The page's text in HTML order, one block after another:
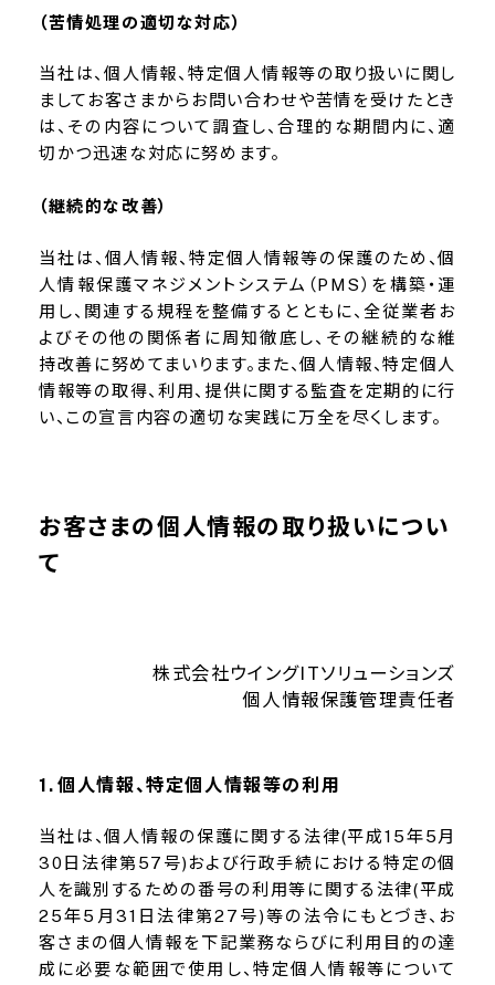
（苦情処理の適切な対応）
当社は、個人情報、特定個人情報等の取り扱いに関し
ましてお客さまからお問い合わせや苦情を受けたとき
は、その内容について調査し、合理的な期間内に、適
切かつ迅速な対応に努めます。
（継続的な改善）
当社は、個人情報、特定個人情報等の保護のため、個
人情報保護マネジメントシステム（PMS）を構築・運
用し、関連する規程を整備するとともに、全従業者お
よびその他の関係者に周知徹底し、その継続的な維
持改善に努めてまいります。また、個人情報、特定個人
情報等の取得、利用、提供に関する監査を定期的に行
い、この宣言内容の適切な実践に万全を尽くします。
お客さまの個人情報の取り扱いについ
て
株式会社ウイングITソリューションズ
個人情報保護管理責任者
個人情報、特定個人情報等の利用
当社は、個人情報の保護に関する法律(平成15年5月
30日法律第57号)および行政手続における特定の個
人を識別するための番号の利用等に関する法律(平成
25年5月31日法律第27号)等の法令にもとづき、お
客さまの個人情報を下記業務ならびに利用目的の達
成に必要な範囲で使用し、特定個人情報等について